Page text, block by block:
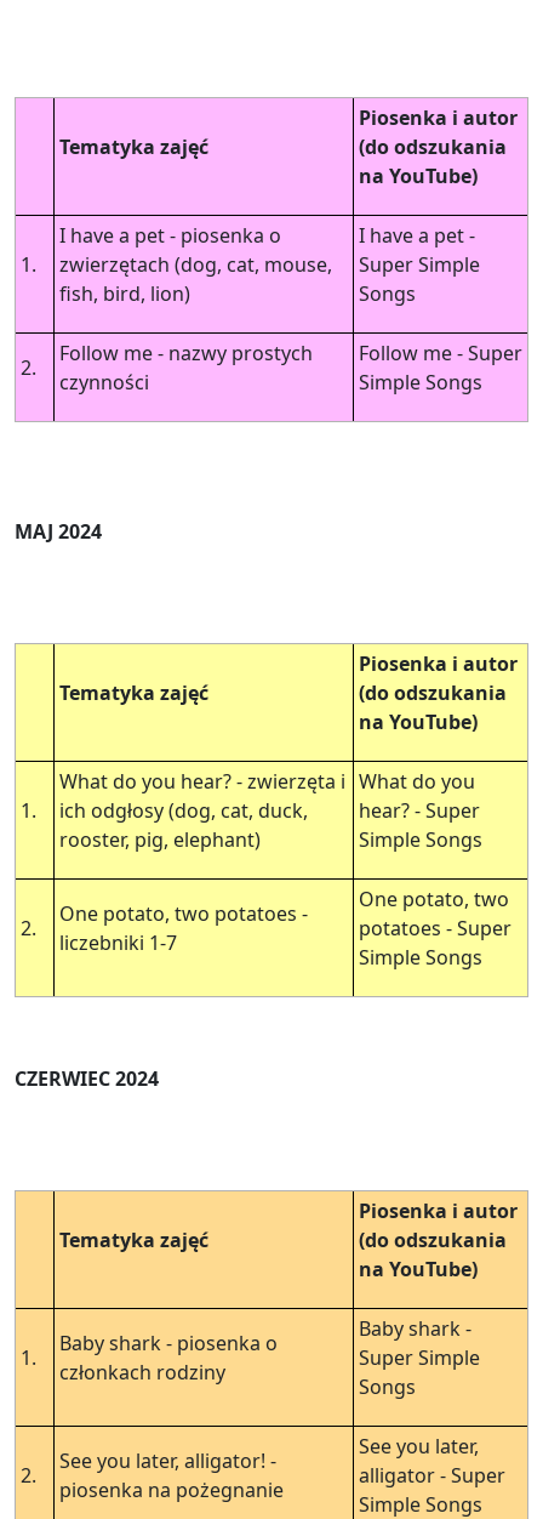
Tematyka zajęć
Piosenka i autor
(do odszukania
na YouTube)
1.
I have a pet - piosenka o
zwierzętach (dog, cat, mouse,
fish, bird, lion)
I have a pet -
Super Simple
Songs
2.
Follow me - nazwy prostych
czynności
Follow me - Super
Simple Songs
MAJ 2024
Tematyka zajęć
Piosenka i autor
(do odszukania
na YouTube)
1.
What do you hear? - zwierzęta i
ich odgłosy (dog, cat, duck,
rooster, pig, elephant)
What do you
hear? - Super
Simple Songs
2.
One potato, two potatoes -
liczebniki 1-7
One potato, two
potatoes - Super
Simple Songs
CZERWIEC 2024
Tematyka zajęć
Piosenka i autor
(do odszukania
na YouTube)
1.
Baby shark - piosenka o
członkach rodziny
Baby shark -
Super Simple
Songs
2.
See you later, alligator! -
piosenka na pożegnanie
See you later,
alligator - Super
Simple Songs